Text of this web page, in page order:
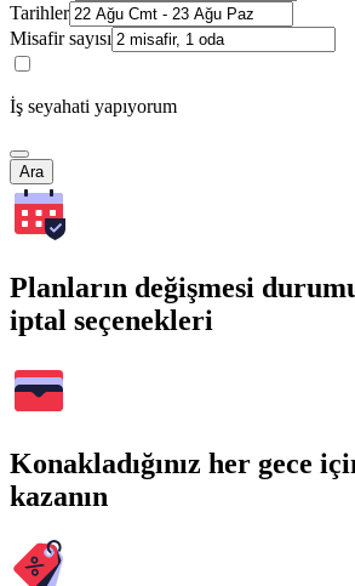
Tarihler
Misafir sayısı
İş seyahati yapıyorum
Ara
Planların değişmesi
iptal seçenekleri
Konakladığınız her gece
kazanın